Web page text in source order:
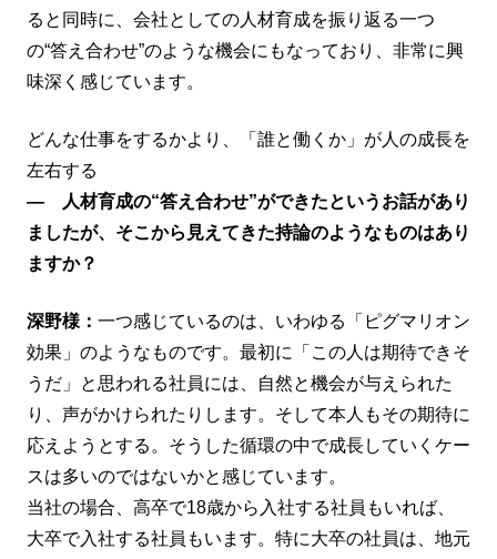
ると同時に、会社としての人材育成を振り返る一つ
の“答え合わせ”のような機会にもなっており、非常に興
味深く感じています。
どんな仕事をするかより、「誰と働くか」が人の成長を
左右する
― 人材育成の“答え合わせ”ができたというお話があり
ましたが、そこから見えてきた持論のようなものはあり
ますか？
深野様： 一つ感じているのは、いわゆる「ピグマリオン
効果」のようなものです。最初に「この人は期待できそ
うだ」と思われる社員には、自然と機会が与えられた
り、声がかけられたりします。そして本人もその期待に
応えようとする。そうした循環の中で成長していくケー
スは多いのではないかと感じています。
当社の場合、高卒で18歳から入社する社員もいれば、
大卒で入社する社員もいます。特に大卒の社員は、地元